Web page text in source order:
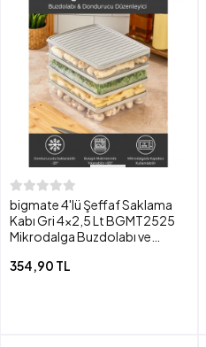
bigmate 4'lü Şeffaf Saklama
Kabı Gri 4x2,5 Lt BGMT2525
Mikrodalga Buzdolabı ve
354,90 TL